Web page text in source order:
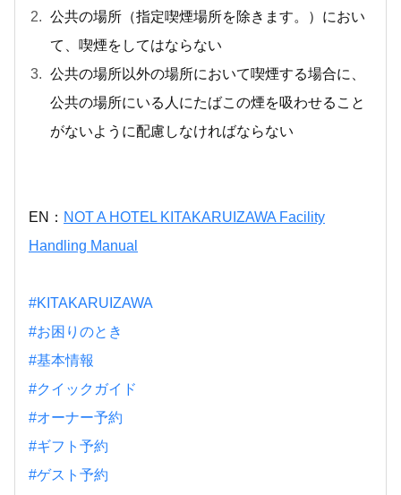
公共の場所（指定喫煙場所を除きます。）におい
て、喫煙をしてはならない
公共の場所以外の場所において喫煙する場合に、
公共の場所にいる人にたばこの煙を吸わせること
がないように配慮しなければならない
EN： NOT A HOTEL KITAKARUIZAWA Facility
Handling Manual
#KITAKARUIZAWA
#お困りのとき
#基本情報
#クイックガイド
#オーナー予約
#ギフト予約
#ゲスト予約